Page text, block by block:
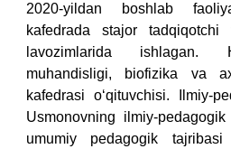
2020-yildan boshlab
kafedrada stajor
lavozimlarida ishlagan.
muhandisligi, biofizika va
kafedrasi o‘qituvchisi. Ilmiy-
Usmonovning ilmiy-
umumiy pedagogik